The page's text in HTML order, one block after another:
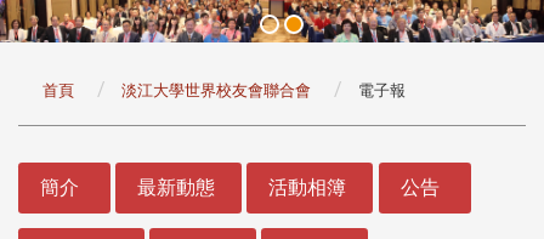
首頁 淡江大學世界校友會聯合會 電子報
簡介 最新動態 活動相簿 公告